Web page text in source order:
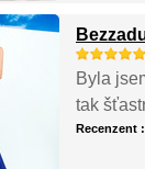
Byla
tak
Recenzent